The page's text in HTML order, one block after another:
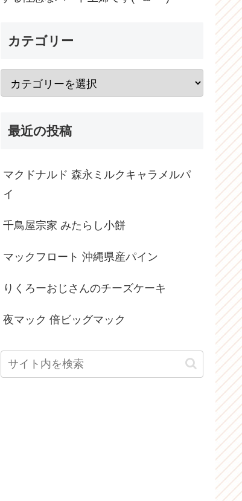
カテゴリー
最近の投稿
マクドナルド 森永ミルクキャラメルパ
イ
千鳥屋宗家 みたらし小餅
マックフロート 沖縄県産パイン
りくろーおじさんのチーズケーキ
夜マック 倍ビッグマック